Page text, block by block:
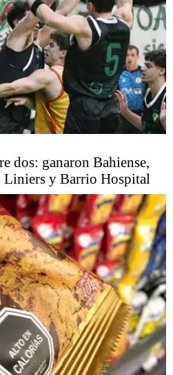
dos: ganaron Bahiense,
Liniers y Barrio Hospital